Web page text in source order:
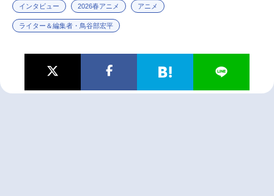
インタビュー 2026春アニメ アニメ
ライター＆編集者・鳥谷部宏平